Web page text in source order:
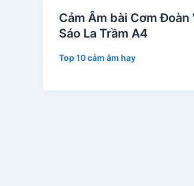
Cảm Âm bài Cơm Đoàn
Sáo La Trầm A4
Top 10 cảm âm hay